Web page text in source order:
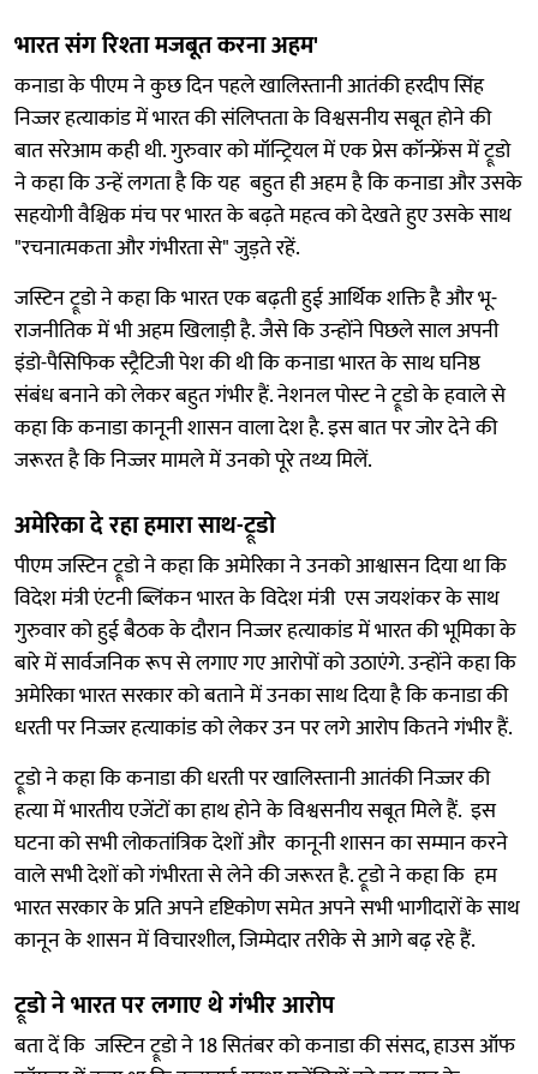
भारत संग रिश्ता मजबूत करना अहम'
कनाडा के पीएम ने कुछ दिन पहले खालिस्तानी आतंकी हरदीप सिंह
निज्जर हत्याकांड में भारत की संलिप्तता के विश्वसनीय सबूत होने की
बात सरेआम कही थी. गुरुवार को मॉन्ट्रियल में एक प्रेस कॉन्फ्रेंस में ट्रूडो
ने कहा कि उन्हें लगता है कि यह बहुत ही अहम है कि कनाडा और उसके
सहयोगी वैश्चिक मंच पर भारत के बढ़ते महत्व को देखते हुए उसके साथ
"रचनात्मकता और गंभीरता से" जुड़ते रहें.
जस्टिन ट्रूडो ने कहा कि भारत एक बढ़ती हुई आर्थिक शक्ति है और भू-
राजनीतिक में भी अहम खिलाड़ी है. जैसे कि उन्होंने पिछले साल अपनी
इंडो-पैसिफिक स्ट्रैटिजी पेश की थी कि कनाडा भारत के साथ घनिष्ठ
संबंध बनाने को लेकर बहुत गंभीर हैं. नेशनल पोस्ट ने ट्रूडो के हवाले से
कहा कि कनाडा कानूनी शासन वाला देश है. इस बात पर जोर देने की
जरूरत है कि निज्जर मामले में उनको पूरे तथ्य मिलें.
अमेरिका दे रहा हमारा साथ-ट्रूडो
पीएम जस्टिन ट्रूडो ने कहा कि अमेरिका ने उनको आश्वासन दिया था कि
विदेश मंत्री एंटनी ब्लिंकन भारत के विदेश मंत्री एस जयशंकर के साथ
गुरुवार को हुई बैठक के दौरान निज्जर हत्याकांड में भारत की भूमिका के
बारे में सार्वजनिक रूप से लगाए गए आरोपों को उठाएंगे. उन्होंने कहा कि
अमेरिका भारत सरकार को बताने में उनका साथ दिया है कि कनाडा की
धरती पर निज्जर हत्याकांड को लेकर उन पर लगे आरोप कितने गंभीर हैं.
ट्रूडो ने कहा कि कनाडा की धरती पर खालिस्तानी आतंकी निज्जर की
हत्या में भारतीय एजेंटों का हाथ होने के विश्वसनीय सबूत मिले हैं. इस
घटना को सभी लोकतांत्रिक देशों और कानूनी शासन का सम्मान करने
वाले सभी देशों को गंभीरता से लेने की जरूरत है. ट्रूडो ने कहा कि हम
भारत सरकार के प्रति अपने दृष्टिकोण समेत अपने सभी भागीदारों के साथ
कानून के शासन में विचारशील, जिम्मेदार तरीके से आगे बढ़ रहे हैं.
ट्रूडो ने भारत पर लगाए थे गंभीर आरोप
बता दें कि जस्टिन ट्रूडो ने 18 सितंबर को कनाडा की संसद, हाउस ऑफ